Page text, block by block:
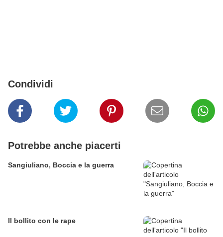
Condividi
Potrebbe anche piacerti
Sangiuliano, Boccia e la guerra
Il bollito con le rape